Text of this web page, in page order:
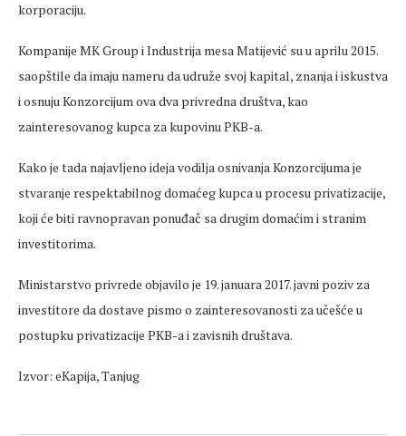
korporaciju.
Kompanije MK Group i Industrija mesa Matijević su u aprilu 2015.
saopštile da imaju nameru da udruže svoj kapital, znanja i iskustva
i osnuju Konzorcijum ova dva privredna društva, kao
zainteresovanog kupca za kupovinu PKB-a.
Kako je tada najavljeno ideja vodilja osnivanja Konzorcijuma je
stvaranje respektabilnog domaćeg kupca u procesu privatizacije,
koji će biti ravnopravan ponuđač sa drugim domaćim i stranim
investitorima.
Ministarstvo privrede objavilo je 19. januara 2017. javni poziv za
investitore da dostave pismo o zainteresovanosti za učešće u
postupku privatizacije PKB-a i zavisnih društava.
Izvor: eKapija, Tanjug